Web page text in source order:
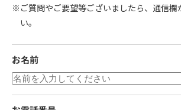
※ご質問やご要望等ございましたら、通信欄
い。
お名前